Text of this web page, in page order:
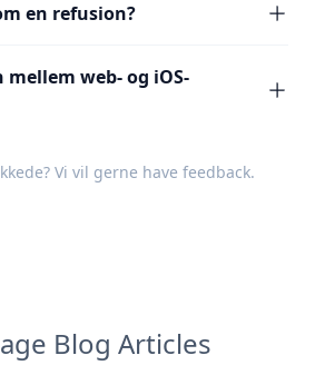
en refusion?
web- og iOS-
Vi vil gerne have feedback.
Blog Articles